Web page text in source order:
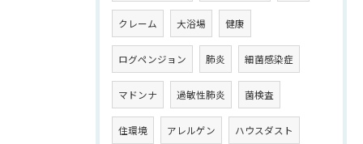
クレーム 大浴場 健康
ログペンジョン 肺炎 細菌感染症
マドンナ 過敏性肺炎 菌検査
住環境 アレルゲン ハウスダスト